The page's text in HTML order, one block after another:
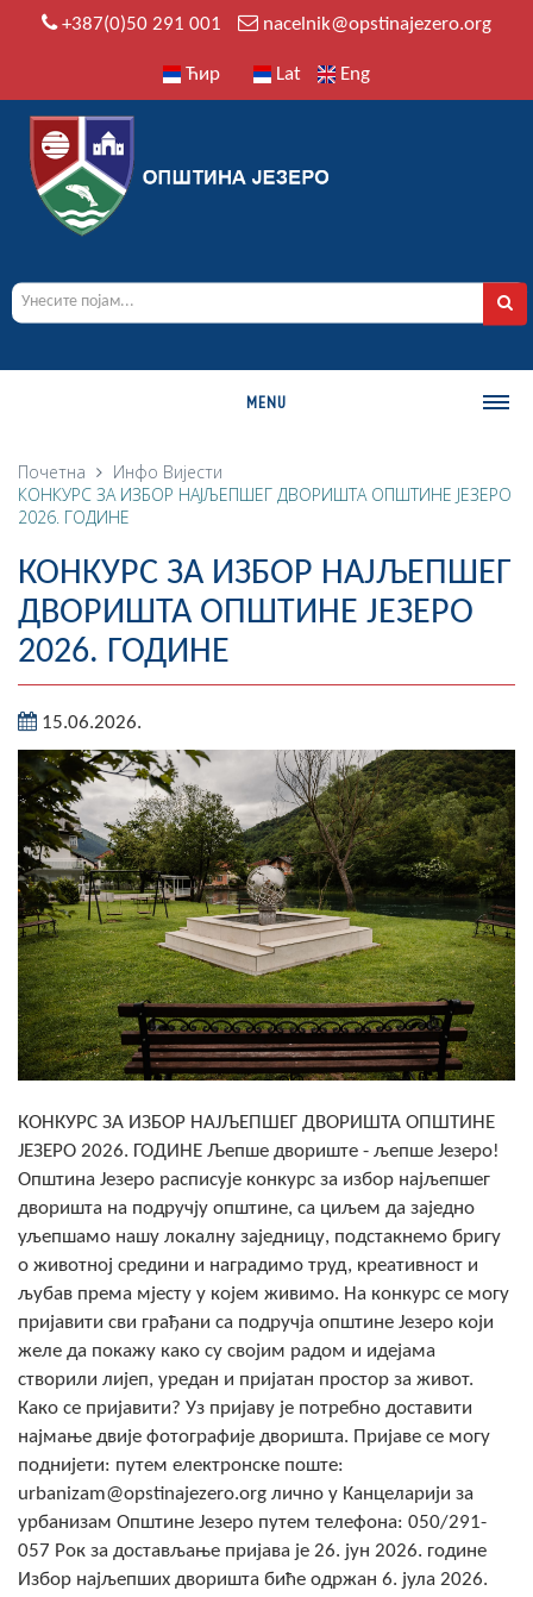
+387(0)50 291 001 nacelnik@opstinajezero.org
Ћир Lat Eng
MENU
О ОПШТИНИ
Историја
Географија
Насељена мјеста
Занимљивости
Фотогалерија
НАЧЕЛНИК
О Начелнику
Замјеник начелника
Извјештај о раду начелника
СКУПШТИНА
Статут Општине
Састав Скупштине
Службени Гласници
ОПШТИНСКА УПРАВА
ИНФО
Вијести
Активности
Јавни позиви
Обавјештења
Заштита од пожара
Почетна Инфо Вијести
КОНКУРС ЗА ИЗБОР НАЈЉЕПШЕГ ДВОРИШТА ОПШТИНЕ ЈЕЗЕРО
2026. ГОДИНЕ
КОНКУРС ЗА ИЗБОР НАЈЉЕПШЕГ
ДВОРИШТА ОПШТИНЕ ЈЕЗЕРО
2026. ГОДИНЕ
15.06.2026.
КОНКУРС ЗА ИЗБОР НАЈЉЕПШЕГ ДВОРИШТА ОПШТИНЕ
ЈЕЗЕРО 2026. ГОДИНЕ Љепше двориште - љепше Језеро!
Општина Језеро расписује конкурс за избор најљепшег
дворишта на подручју општине, са циљем да заједно
уљепшамо нашу локалну заједницу, подстакнемо бригу
о животној средини и наградимо труд, креативност и
љубав према мјесту у којем живимо. На конкурс се могу
пријавити сви грађани са подручја општине Језеро који
желе да покажу како су својим радом и идејама
створили лијеп, уредан и пријатан простор за живот.
Како се пријавити? Уз пријаву је потребно доставити
најмање двије фотографије дворишта. Пријаве се могу
поднијети: путем електронске поште:
urbanizam@opstinajezero.org лично у Канцеларији за
урбанизам Општине Језеро путем телефона: 050/291-
057 Рок за достављање пријава је 26. јун 2026. године
Избор најљепших дворишта биће одржан 6. јула 2026.